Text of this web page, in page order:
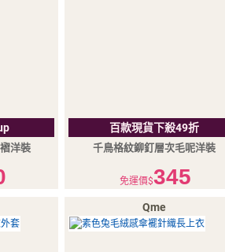
洋裝
百款現貨下殺49折
千鳥格紋鉚釘層次毛呢洋裝
免運價$345
Qme